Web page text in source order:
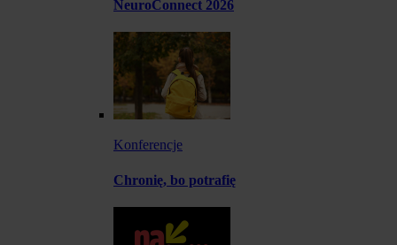
NeuroConnect 2026
Konferencje
Chronię, bo potrafię